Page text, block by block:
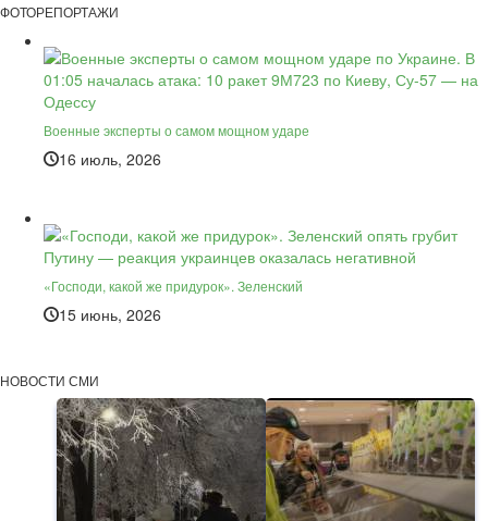
ФОТОРЕПОРТАЖИ
Военные эксперты о самом мощном ударе
16 июль, 2026
«Господи, какой же придурок». Зеленский
15 июнь, 2026
НОВОСТИ СМИ